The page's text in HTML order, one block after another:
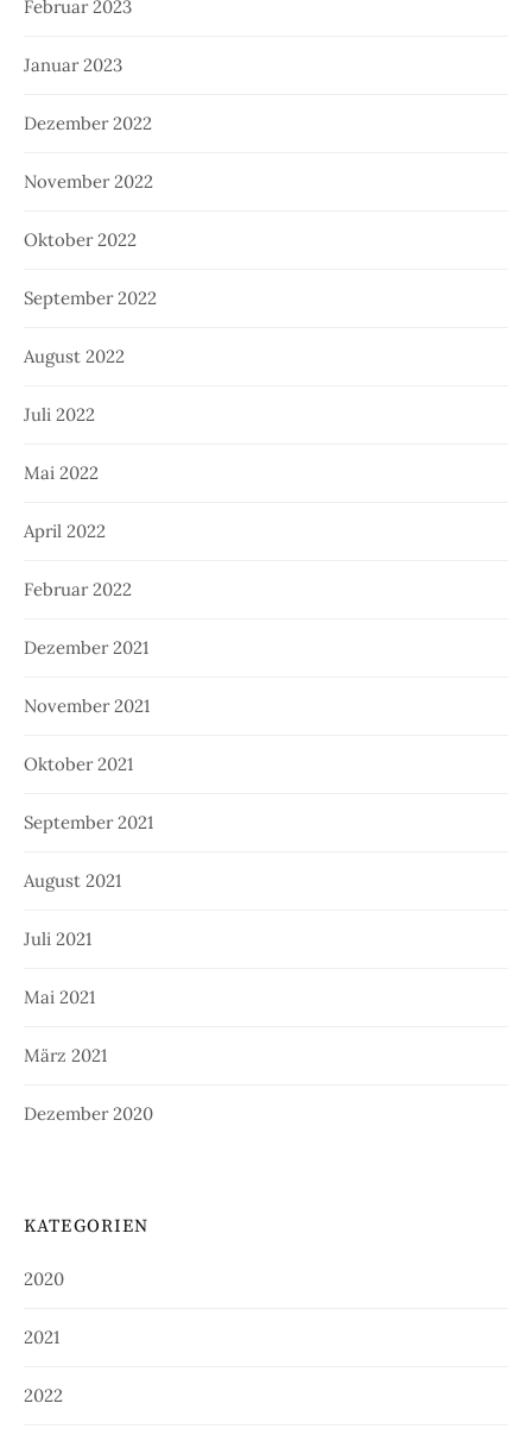
Februar 2023
Januar 2023
Dezember 2022
November 2022
Oktober 2022
September 2022
August 2022
Juli 2022
Mai 2022
April 2022
Februar 2022
Dezember 2021
November 2021
Oktober 2021
September 2021
August 2021
Juli 2021
Mai 2021
März 2021
Dezember 2020
KATEGORIEN
2020
2021
2022